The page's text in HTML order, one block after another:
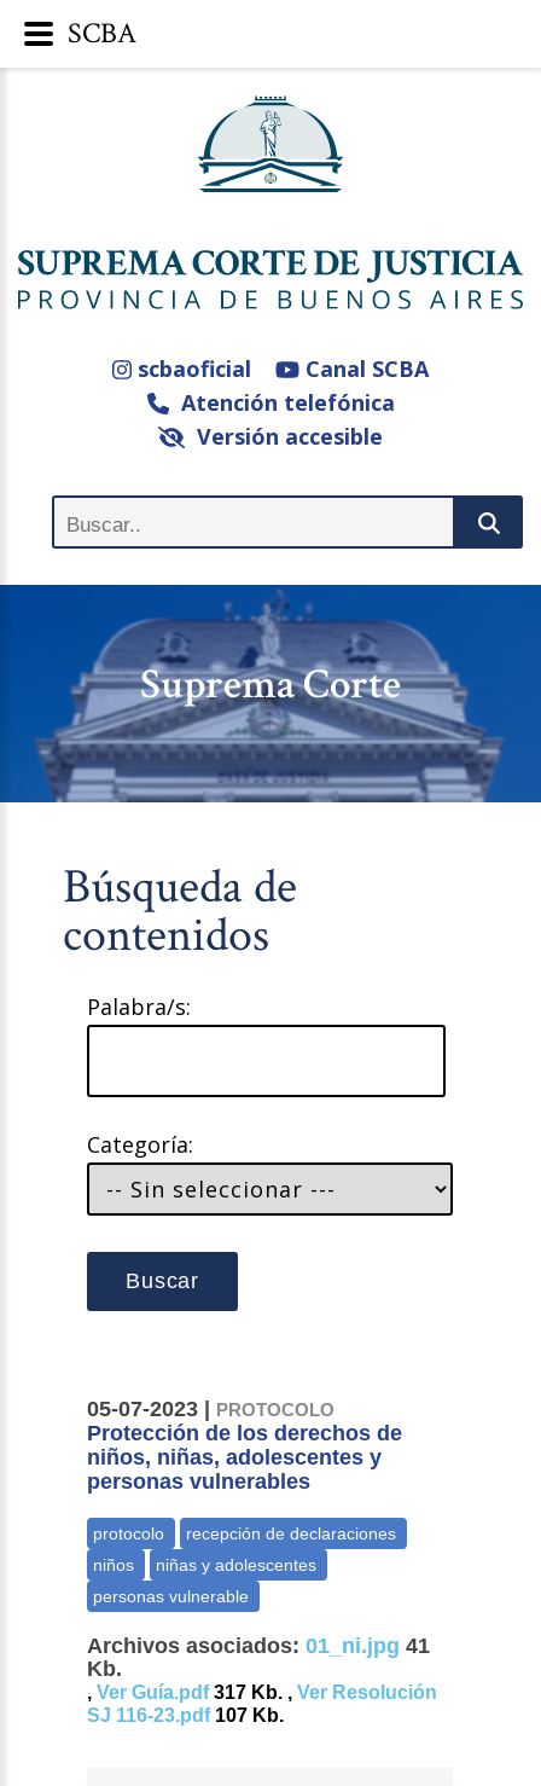
scbaoficial
Canal SCBA
Atención telefónica
Versión accesible
Suprema Corte
Búsqueda de
contenidos
Palabra/s:
Categoría:
Buscar
05-07-2023 | PROTOCOLO
Protección de los derechos de
niños, niñas, adolescentes y
personas vulnerables
Archivos asociados: 01_ni.jpg 41
Kb.
,Ver Guía.pdf317 Kb. ,Ver Resolución
SJ 116-23.pdf107 Kb.
SCBA